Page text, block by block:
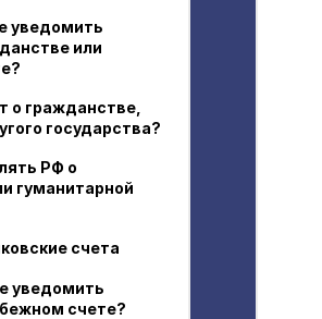
уведомить
или
о гражданстве,
государства?
РФ о
гуманитарной
счета
уведомить
счете?